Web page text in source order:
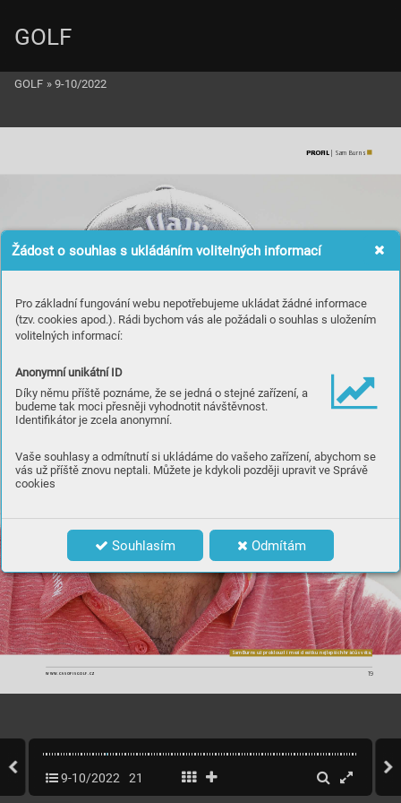
Žádost o souhlas s ukládáním volitelných informací
Pro základní fungování webu nepotřebujeme ukládat žádné informace
(tzv. cookies apod.). Rádi bychom vás ale požádali o souhlas s uložením
volitelných informací:
Anonymní unikátní ID
Díky němu příště poznáme, že se jedná o stejné zařízení, a
budeme tak moci přesněji vyhodnotit návštěvnost.
Identifikátor je zcela anonymní.
Vaše souhlasy a odmítnutí si ukládáme do vašeho zařízení, abychom se
vás už příště znovu neptali. Můžete je kdykoli později upravit ve Správě
cookies
Souhlasím Odmítám
WWW.CASOPISGOLF .CZ 19
PROFIL | Sam Burns
Sam Burns už prokl ouzl i mezi desítku nejlepších hráčů světa.
GOLF
GOLF » 9-10/2022
9-10/2022 21